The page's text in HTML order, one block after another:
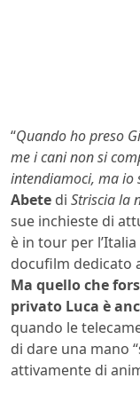
“Quando ho preso
me i cani non si
intendiamoci, ma io
Abete di Striscia la
sue inchieste di
è in tour per l’Italia
docufilm dedicato
Ma quello che
privato Luca è
quando le
di dare una mano
attivamente di